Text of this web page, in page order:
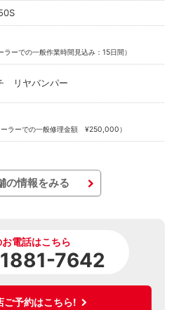
ラーでの一般作業時間見込み：15日間）
リヤバンパー
ーラーでの一般修理金額 ¥250,000）
の情報をみる
お電話はこちら
7642
ご予約はこちら!